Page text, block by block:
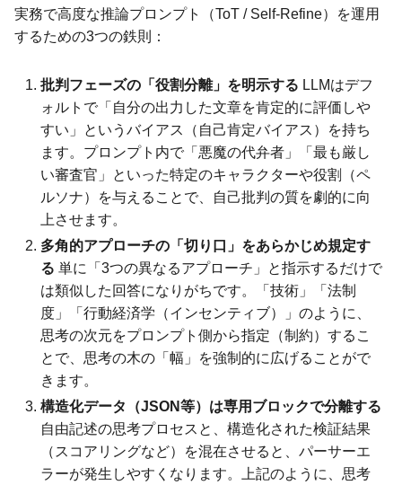
実務で高度な推論プロンプト（ToT / Self-Refine）を運用
するための3つの鉄則：
批判フェーズの「役割分離」を明示する LLMはデフ
ォルトで「自分の出力した文章を肯定的に評価しや
すい」というバイアス（自己肯定バイアス）を持ち
ます。プロンプト内で「悪魔の代弁者」「最も厳し
い審査官」といった特定のキャラクターや役割（ペ
ルソナ）を与えることで、自己批判の質を劇的に向
上させます。
多角的アプローチの「切り口」をあらかじめ規定す
る 単に「3つの異なるアプローチ」と指示するだけで
は類似した回答になりがちです。「技術」「法制
度」「行動経済学（インセンティブ）」のように、
思考の次元をプロンプト側から指定（制約）するこ
とで、思考の木の「幅」を強制的に広げることがで
きます。
構造化データ（JSON等）は専用ブロックで分離する
自由記述の思考プロセスと、構造化された検証結果
（スコアリングなど）を混在させると、パーサーエ
ラーが発生しやすくなります。上記のように、思考